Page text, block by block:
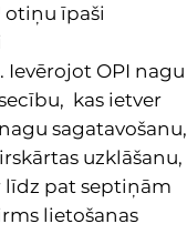
īpaši
Ievērojot OPI nagu
kas ietver
sagatavošanu,
uzklāšanu,
pat septiņām
lietošanas